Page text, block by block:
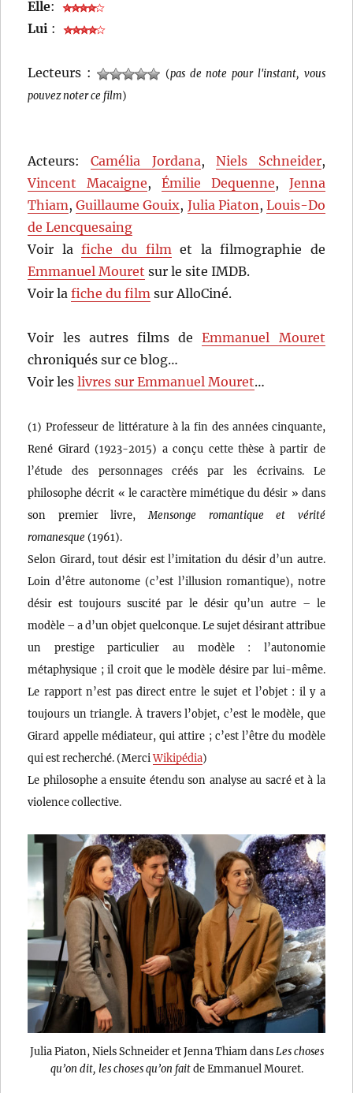
Elle:
Lui :
Lecteurs : (pas de note pour l'instant, vous
pouvez noter ce film)
Acteurs:Camélia Jordana, Niels Schneider,
Vincent Macaigne,Émilie Dequenne, Jenna
Thiam,Guillaume Gouix, Julia Piaton, Louis-Do
de Lencquesaing
Voir lafiche du filmet la filmographie de
Emmanuel Mouret sur le site IMDB.
Voir lafiche du film sur AlloCiné.
Voir les autres films deEmmanuel Mouret
chroniqués sur ce blog…
Voir leslivres sur Emmanuel Mouret…
(1) Professeur de littérature à la fin des années cinquante,
René Girard (1923-2015) a conçu cette thèse à partir de
l’étude des personnages créés par les écrivains. Le
philosophe décrit « le caractère mimétique du désir » dans
son premier livre, Mensonge romantique et vérité
romanesque(1961).
Selon Girard, tout désir est l’imitation du désir d’un autre.
Loin d’être autonome (c’est l’illusion romantique), notre
désir est toujours suscité par le désir qu’un autre – le
modèle – a d’un objet quelconque. Le sujet désirant attribue
un prestige particulier au modèle : l’autonomie
métaphysique ; il croit que le modèle désire par lui-même.
Le rapport n’est pas direct entre le sujet et l’objet : il y a
toujours un triangle. À travers l’objet, c’est le modèle, que
Girard appelle médiateur, qui attire ; c’est l’être du modèle
qui est recherché. (MerciWikipédia)
Le philosophe a ensuite étendu son analyse au sacré et à la
violence collective.
Julia Piaton, Niels Schneider et Jenna Thiam dans Les choses
qu’on dit, les choses qu’on faitde Emmanuel Mouret.